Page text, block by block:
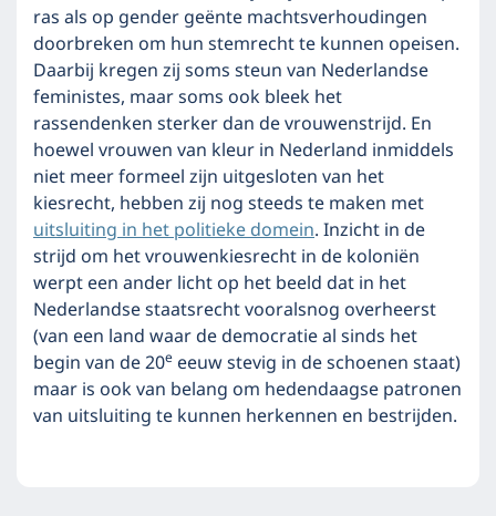
ras als op gender geënte machtsverhoudingen
doorbreken om hun stemrecht te kunnen opeisen.
Daarbij kregen zij soms steun van Nederlandse
feministes, maar soms ook bleek het
rassendenken sterker dan de vrouwenstrijd. En
hoewel vrouwen van kleur in Nederland inmiddels
niet meer formeel zijn uitgesloten van het
kiesrecht, hebben zij nog steeds te maken met
uitsluiting in het politieke domein. Inzicht in de
strijd om het vrouwenkiesrecht in de koloniën
werpt een ander licht op het beeld dat in het
Nederlandse staatsrecht vooralsnog overheerst
(van een land waar de democratie al sinds het
begin van de 20e eeuw stevig in de schoenen staat)
maar is ook van belang om hedendaagse patronen
van uitsluiting te kunnen herkennen en bestrijden.